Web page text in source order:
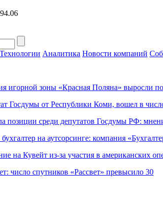
Технологии Аналитика Новости компаний
игорной зоны «Красная Поляна» выросли
Госдумы от Республики Коми, вошел в
позиции среди депутатов Госдумы РФ:
на аутсорсинге: компания
на Кувейт из-за участия в американских
число спутников «Рассвет» превысило 30